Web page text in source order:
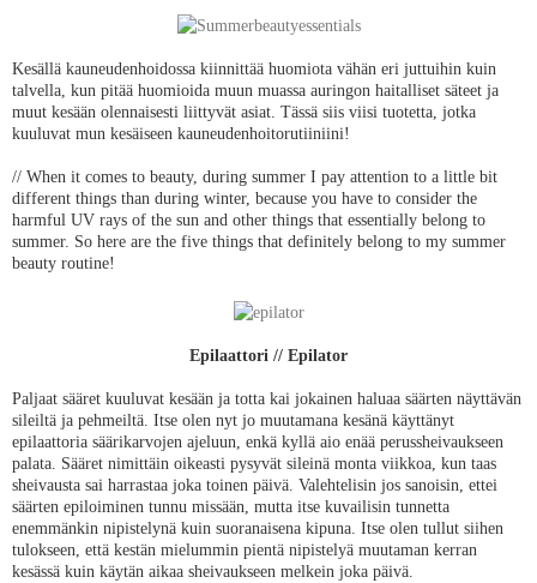
Kesällä kauneudenhoidossa kiinnittää huomiota vähän eri juttuihin kuin
talvella, kun pitää huomioida muun muassa auringon haitalliset säteet ja
muut kesään olennaisesti liittyvät asiat. Tässä siis viisi tuotetta, jotka
kuuluvat mun kesäiseen kauneudenhoitorutiiniini!
// When it comes to beauty, during summer I pay attention to a little bit
different things than during winter, because you have to consider the
harmful UV rays of the sun and other things that essentially belong to
summer. So here are the five things that definitely belong to my summer
beauty routine!
Epilaattori // Epilator
Paljaat sääret kuuluvat kesään ja totta kai jokainen haluaa säärten näyttävän
sileiltä ja pehmeiltä. Itse olen nyt jo muutamana kesänä käyttänyt
epilaattoria säärikarvojen ajeluun, enkä kyllä aio enää perussheivaukseen
palata. Sääret nimittäin oikeasti pysyvät sileinä monta viikkoa, kun taas
sheivausta sai harrastaa joka toinen päivä. Valehtelisin jos sanoisin, ettei
säärten epiloiminen tunnu missään, mutta itse kuvailisin tunnetta
enemmänkin nipistelynä kuin suoranaisena kipuna. Itse olen tullut siihen
tulokseen, että kestän mielummin pientä nipistelyä muutaman kerran
kesässä kuin käytän aikaa sheivaukseen melkein joka päivä.